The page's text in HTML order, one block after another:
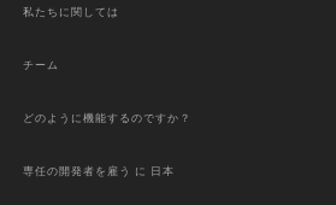
私たちに関しては
チーム
どのように機能するのですか？
専任の開発者を雇う に 日本